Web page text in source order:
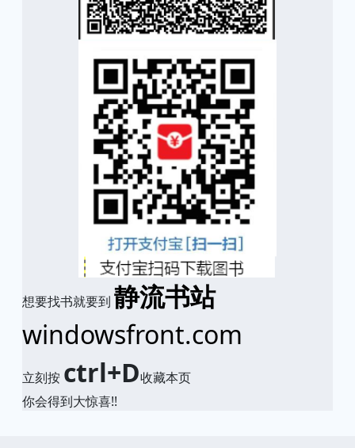
想要找书就要到 静流书站
windowsfront.com
立刻按 ctrl+D收藏本页
你会得到大惊喜!!